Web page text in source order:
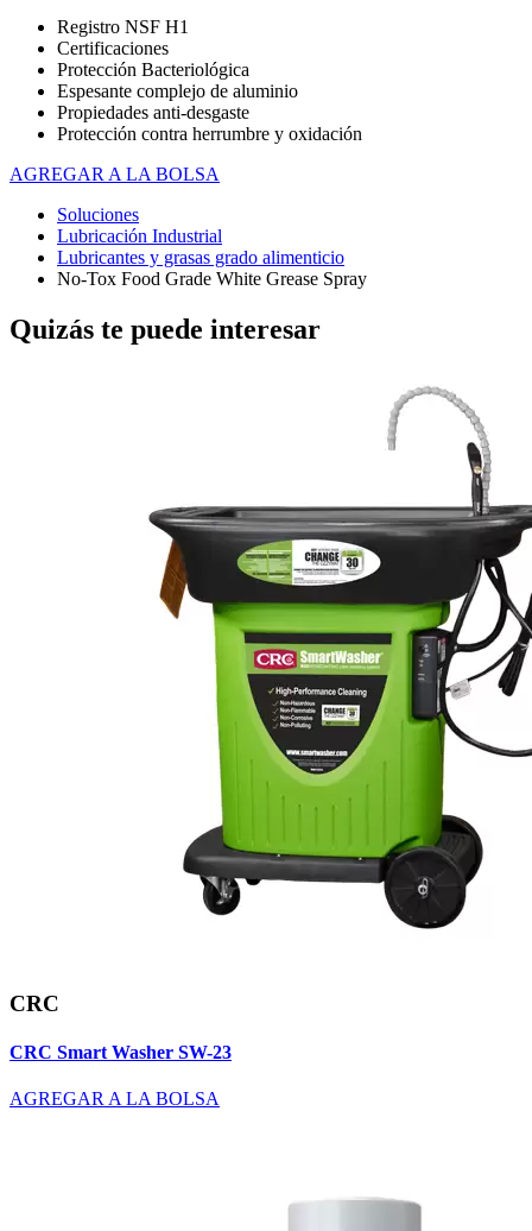
Registro NSF H1
Certificaciones
Protección Bacteriológica
Espesante complejo de aluminio
Propiedades anti-desgaste
Protección contra herrumbre y oxidación
AGREGAR A LA BOLSA
Soluciones
Lubricación Industrial
Lubricantes y grasas grado alimenticio
No-Tox Food Grade White Grease Spray
Quizás te puede interesar
CRC
CRC Smart Washer SW-23
AGREGAR A LA BOLSA